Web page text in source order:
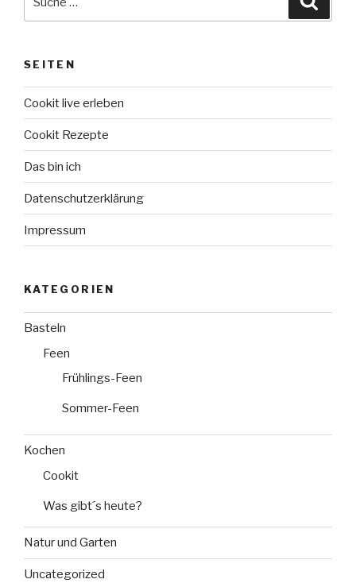
mit
von
Bosch
(fructosearm)“
SEITEN
Cookit live erleben
Cookit Rezepte
Das bin ich
Datenschutzerklärung
Impressum
KATEGORIEN
Basteln
Feen
Frühlings-Feen
Sommer-Feen
Kochen
Cookit
Was gibt´s heute?
Natur und Garten
Uncategorized